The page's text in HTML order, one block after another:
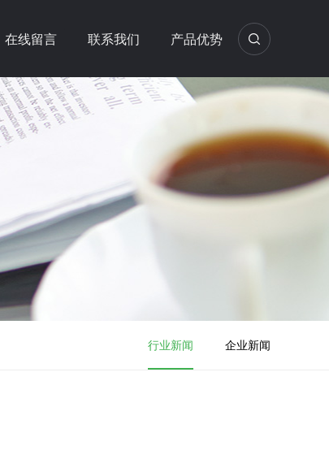
在线留言 联系我们 产品优势
行业新闻 企业新闻